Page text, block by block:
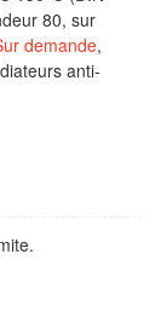
80, sur
demande,
anti-